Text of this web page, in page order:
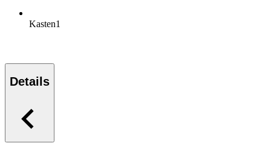
Kasten1
Details